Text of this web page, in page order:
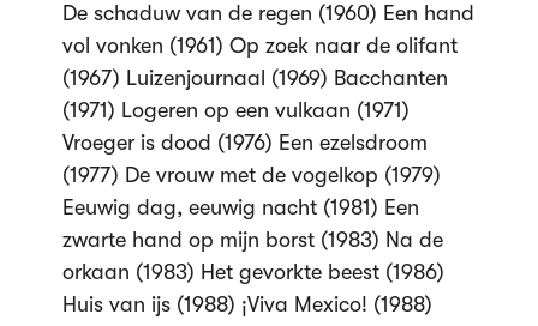
De schaduw van de regen (1960) Een hand
vol vonken (1961) Op zoek naar de olifant
(1967) Luizenjournaal (1969) Bacchanten
(1971) Logeren op een vulkaan (1971)
Vroeger is dood (1976) Een ezelsdroom
(1977) De vrouw met de vogelkop (1979)
Eeuwig dag, eeuwig nacht (1981) Een
zwarte hand op mijn borst (1983) Na de
orkaan (1983) Het gevorkte beest (1986)
Huis van ijs (1988) ¡Viva Mexico! (1988)